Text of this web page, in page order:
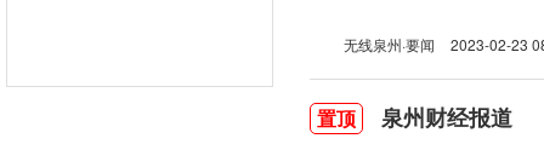
无线泉州·要闻 2023-02-23
置顶 泉州财经报道